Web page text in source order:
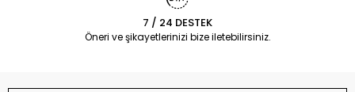
7 / 24 DESTEK
Öneri ve şikayetlerinizi bize iletebilirsiniz.